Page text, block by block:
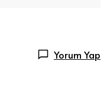
Yorum Yap